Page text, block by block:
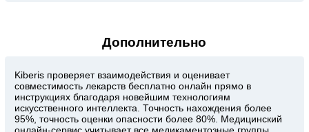
Дополнительно
Kiberis проверяет взаимодействия и оценивает
совместимость лекарств бесплатно онлайн прямо в
инструкциях благодаря новейшим технологиям
искусственного интеллекта. Точность нахождения более
95%, точность оценки опасности более 80%. Медицинский